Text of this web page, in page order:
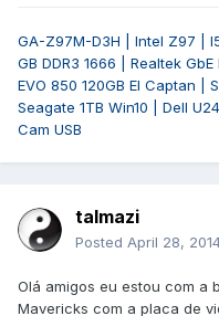
GA-Z97M-D3H | Intel Z97 |
GB DDR3 1666 | Realtek
EVO 850 120GB El Captan |
Seagate 1TB Win10 | Dell
Cam USB
talmazi
Posted April 28,
Olá amigos eu estou com a
Mavericks com a placa de